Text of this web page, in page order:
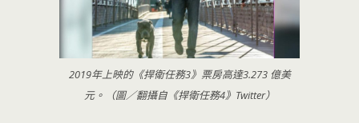
2019年上映的《捍衛任務3》票房高達3.273 億美
元。（圖／翻攝自《捍衛任務4》Twitter）